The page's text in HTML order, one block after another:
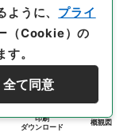
印刷
ダウンロード
概観図
うに、 プライ
（Cookie）の
。
全て同意